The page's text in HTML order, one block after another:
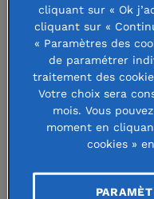
Chimiques) de
bourses, ainsi
liens avec le
Deux
généreux
La Fondation ENSIC fut
cliquant sur « Ok
cliquant sur «
« Paramètres des
de paramétrer
traitement des
Votre choix sera
mois. Vous
moment en
cookies »